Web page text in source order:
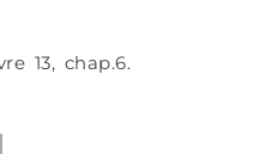
13, chap.6.